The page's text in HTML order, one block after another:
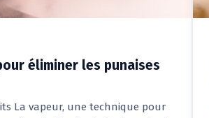
éliminer les punaises
La vapeur, une technique pour